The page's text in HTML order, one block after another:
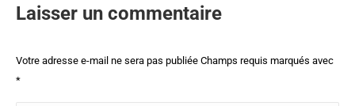
Laisser un commentaire
Votre adresse e-mail ne sera pas publiée Champs requis marqués avec
*